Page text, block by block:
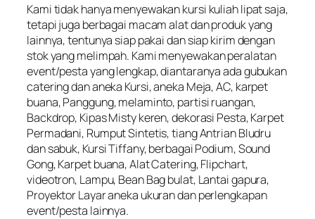
Kami tidak hanya menyewakan kursi kuliah lipat saja,
tetapi juga berbagai macam alat dan produk yang
lainnya, tentunya siap pakai dan siap kirim dengan
stok yang melimpah. Kami menyewakan peralatan
event/pesta yang lengkap, diantaranya ada gubukan
catering dan aneka Kursi, aneka Meja, AC, karpet
buana, Panggung, melaminto, partisi ruangan,
Backdrop, Kipas Misty keren, dekorasi Pesta, Karpet
Permadani, Rumput Sintetis, tiang Antrian Bludru
dan sabuk, Kursi Tiffany, berbagai Podium, Sound
Gong, Karpet buana, Alat Catering, Flipchart,
videotron, Lampu, Bean Bag bulat, Lantai gapura,
Proyektor Layar aneka ukuran dan perlengkapan
event/pesta lainnya.